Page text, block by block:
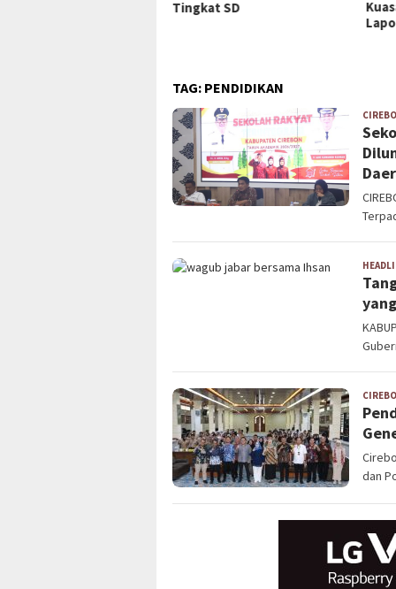
Kuasa Hukum Siapkan
TAG: PENDIDIKAN
dan